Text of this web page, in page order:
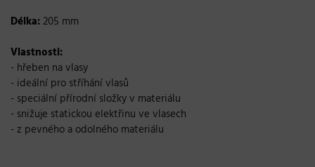
Délka:205 mm
Vlastnosti:
- hřeben na vlasy
- ideální pro stříhání vlasů
- speciální přírodní složkyv materiálu
- snižuje statickou elektřinu ve vlasech
- z pevného a odolného materiálu